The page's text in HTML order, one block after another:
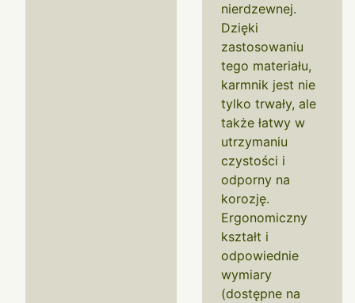
nierdzewnej.
Dzięki
zastosowaniu
tego materiału,
karmnik jest nie
tylko trwały, ale
także łatwy w
utrzymaniu
czystości i
odporny na
korozję.
Ergonomiczny
kształt i
odpowiednie
wymiary
(dostępne na